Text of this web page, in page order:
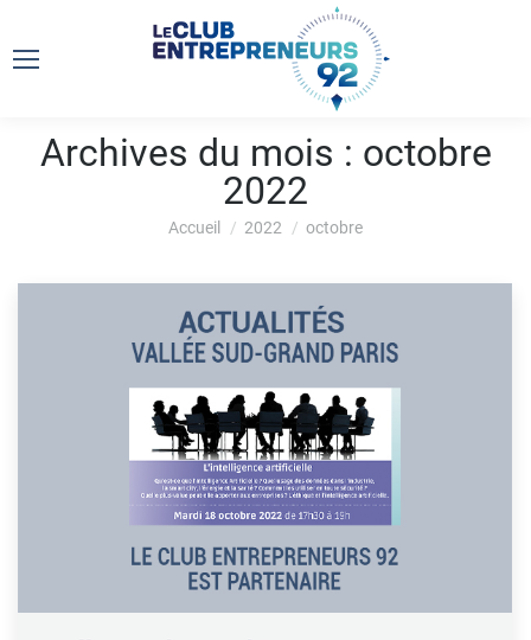
Archives du mois : octobre
2022
Vous êtes ici :
Accueil 2022 octobre